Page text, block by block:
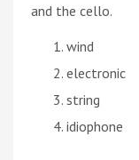
and the cello.
wind
electronic
string
idiophone